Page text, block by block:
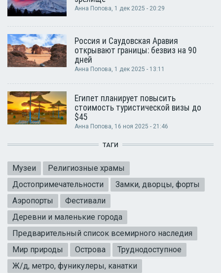
Анна Попова, 1 дек 2025 - 20:29
Россия и Саудовская Аравия
открывают границы: безвиз на 90
дней
Анна Попова, 1 дек 2025 - 13:11
Египет планирует повысить
стоимость туристической визы до
$45
Анна Попова, 16 ноя 2025 - 21:46
ТАГИ
Музеи
Религиозные храмы
Достопримечательности
Замки, дворцы, форты
Аэропорты
Фестивали
Деревни и маленькие города
Предварительный список всемирного наследия
Мир природы
Острова
Труднодоступное
Ж/д, метро, фуникулеры, канатки